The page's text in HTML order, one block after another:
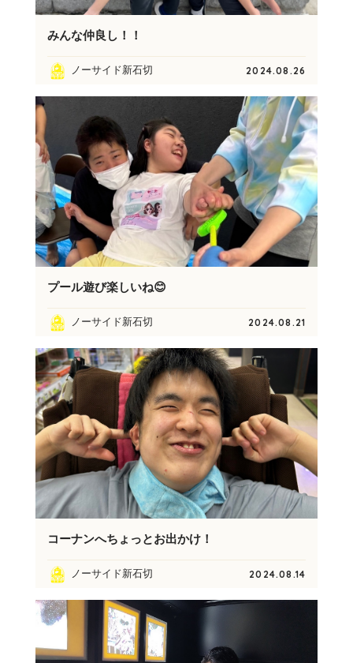
みんな仲良し！！
ノーサイド新石切 2024.08.26
プール遊び楽しいね😊
ノーサイド新石切 2024.08.21
コーナンへちょっとお出かけ！
ノーサイド新石切 2024.08.14